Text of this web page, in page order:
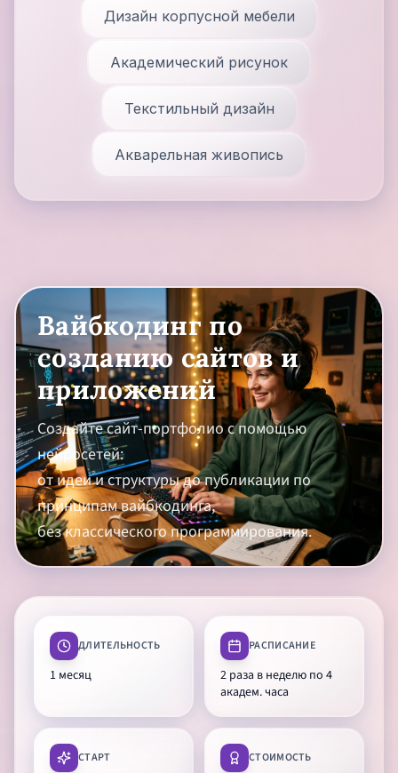
Дизайн корпусной мебели
Академический рисунок
Текстильный дизайн
Акварельная живопись
Вайбкодинг по
созданию сайтов и
приложений
Создайте сайт-портфолио с помощью
нейросетей:
от идеи и структуры до публикации по
принципам вайбкодинга,
без классического программирования.
ДЛИТЕЛЬНОСТЬ
1 месяц
РАСПИСАНИЕ
2 раза в неделю по 4
академ. часа
СТАРТ СТОИМОСТЬ